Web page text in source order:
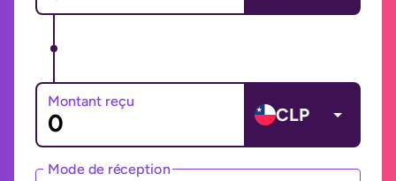
Montant reçu
CLP
Mode de réception